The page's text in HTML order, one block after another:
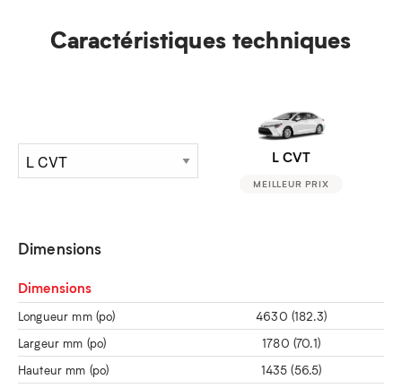
Caractéristiques techniques
L CVT
MEILLEUR PRIX
Dimensions
Dimensions
Longueur mm (po)
4630 (182.3)
Largeur mm (po)
1780 (70.1)
Hauteur mm (po)
1435 (56.5)